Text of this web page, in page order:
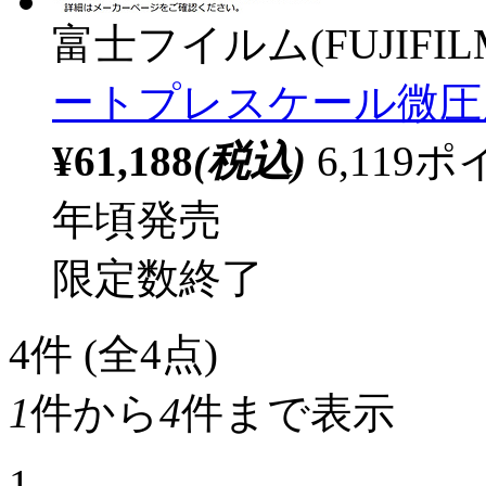
富士フイルム
ートプレスケール微
¥61,188(税込) 6,119ポ
年頃発売
限定数終了
4件 (全4点)
1件から4件まで表示